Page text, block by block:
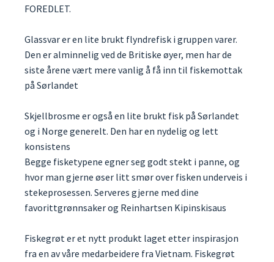
FOREDLET.
Glassvar er en lite brukt flyndrefisk i gruppen varer.
Den er alminnelig ved de Britiske øyer, men har de
siste årene vært mere vanlig å få inn til fiskemottak
på Sørlandet
Skjellbrosme er også en lite brukt fisk på Sørlandet
og i Norge generelt. Den har en nydelig og lett
konsistens
Begge fisketypene egner seg godt stekt i panne, og
hvor man gjerne øser litt smør over fisken underveis i
stekeprosessen. Serveres gjerne med dine
favorittgrønnsaker og Reinhartsen Kipinskisaus
Fiskegrøt er et nytt produkt laget etter inspirasjon
fra en av våre medarbeidere fra Vietnam. Fiskegrøt